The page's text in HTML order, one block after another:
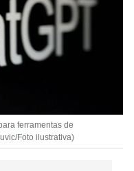
ferramentas de
Foto ilustrativa)